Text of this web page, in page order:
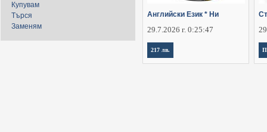
Купувам
Търся
Заменям
Английски Език * Ни
29.7.2026 г. 0:25:47
217 лв.